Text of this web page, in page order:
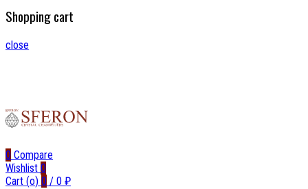
Shopping cart
close
0 Compare
Wishlist 0
Cart (o) 0 / 0 ₽